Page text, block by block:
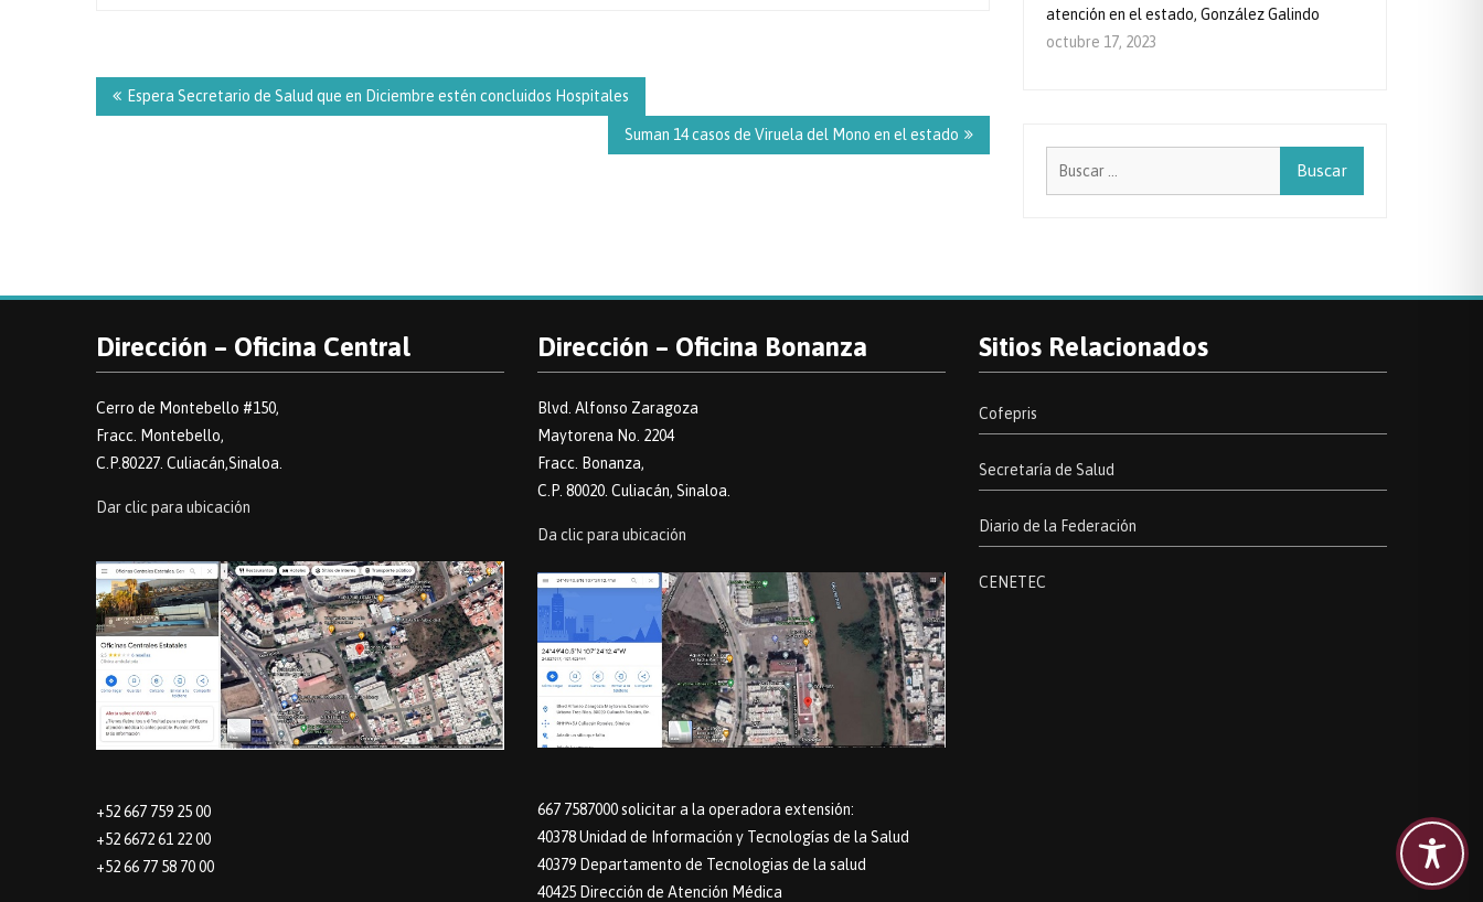
de
entradas
Espera Secretario de Salud que en Diciembre estén concluidos Hospitales
Suman 14 casos de Viruela del Mono en el estado
atención en el estado, González Galindo
octubre 17, 2023
Dirección – Oficina Central
Cerro de Montebello #150,
Fracc. Montebello,
C.P.80227. Culiacán,Sinaloa.
Dar clic para ubicación
+52 667 759 25 00
+52 6672 61 22 00
+52 66 77 58 70 00
Dirección – Oficina Bonanza
Blvd. Alfonso Zaragoza
Maytorena No. 2204
Fracc. Bonanza,
C.P. 80020. Culiacán, Sinaloa.
Da clic para ubicación
667 7587000 solicitar a la operadora extensión:
40378 Unidad de Información y Tecnologías de la Salud
40379 Departamento de Tecnologias de la salud
40425 Dirección de Atención Médica
Sitios Relacionados
Cofepris
Secretaría de Salud
Diario de la Federación
CENETEC